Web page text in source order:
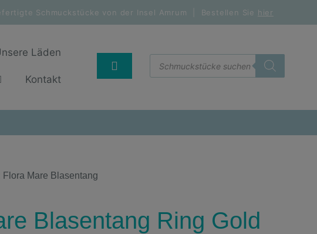
Schmuckstücke von der Insel Amrum | Bestellen Sie hier
Läden
Kontakt
Flora Mare Blasentang
Blasentang Ring Gold